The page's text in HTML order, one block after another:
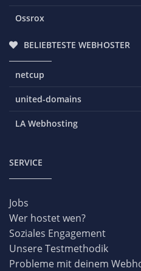
Ossrox
BELIEBTESTE WEBHOSTER
netcup
united-domains
LA Webhosting
SERVICE
Jobs
Wer hostet wen?
Soziales Engagement
Unsere Testmethodik
Probleme mit deinem